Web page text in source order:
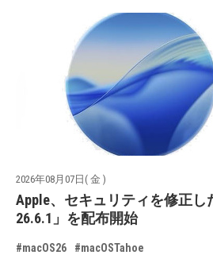
2026年08月07日( 金 )
Apple、セキュリティを修正し
26.6.1」を配布開始
#macOS26 #macOSTahoe